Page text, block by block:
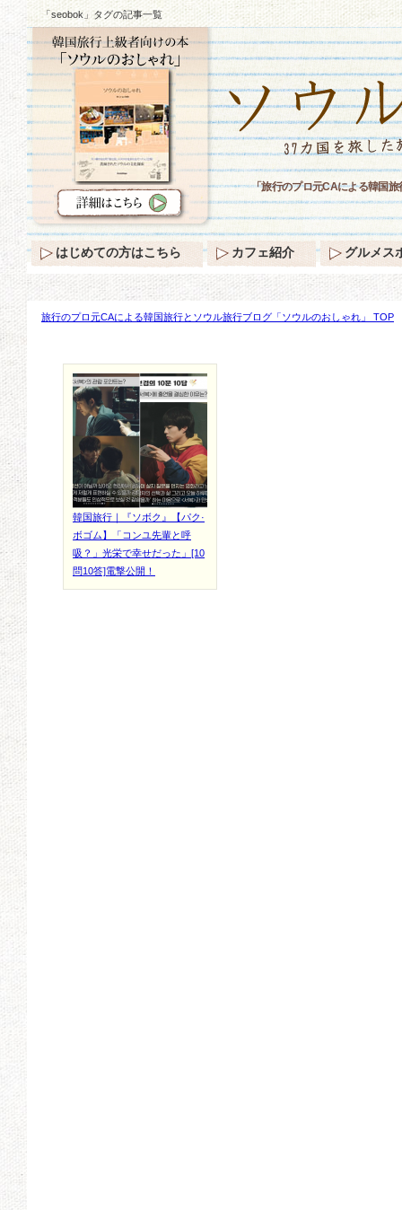
「seobok」タグの記事一覧
旅行のプロ元CAによる韓国旅行とソウル旅行ブログ「ソウルのおしゃれ」 TOP
韓国旅行｜『ソボク』【パク·
ボゴム】「コンユ先輩と呼
吸？」光栄で幸せだった」[10
問10答]電撃公開！
「旅行のプロ元CAによる韓国
はじめての方はこちら カフェ紹介 グルメス